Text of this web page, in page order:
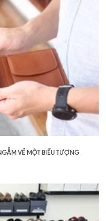
VỀ MỘT BIỂU TƯỢNG